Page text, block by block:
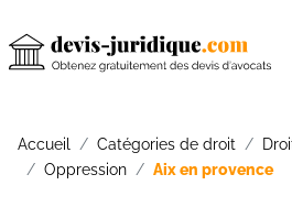
Accueil Catégories de droit
Oppression
Aix en provence